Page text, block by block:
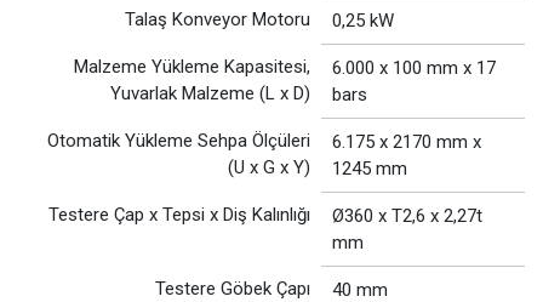
Talaş Konveyor Motoru 0,25 kW
Malzeme Yükleme Kapasitesi,
Yuvarlak Malzeme (L x D)
6.000 x 100 mm x 17
bars
Otomatik Yükleme Sehpa Ölçüleri
(U x G x Y)
6.175 x 2170 mm x
1245 mm
Testere Çap x Tepsi x Diş Kalınlığı
Ø360 x T2,6 x 2,27t
mm
Testere Göbek Çapı 40 mm